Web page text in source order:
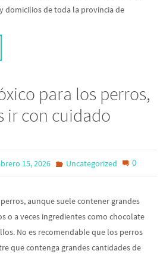
domicilios de toda la provincia de
para los perros,
ir con cuidado
15, 2026 Uncategorized 0
aunque suele contener grandes
o a veces ingredientes como chocolate
No es recomendable que los perros
que contenga grandes cantidades de